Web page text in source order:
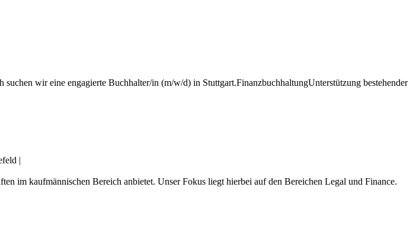
wir eine engagierte Buchhalter/in (m/w/d) in Stuttgart.FinanzbuchhaltungUnterstützung bestehender
|
im kaufmännischen Bereich anbietet. Unser Fokus liegt hierbei auf den Bereichen Legal und Finance.